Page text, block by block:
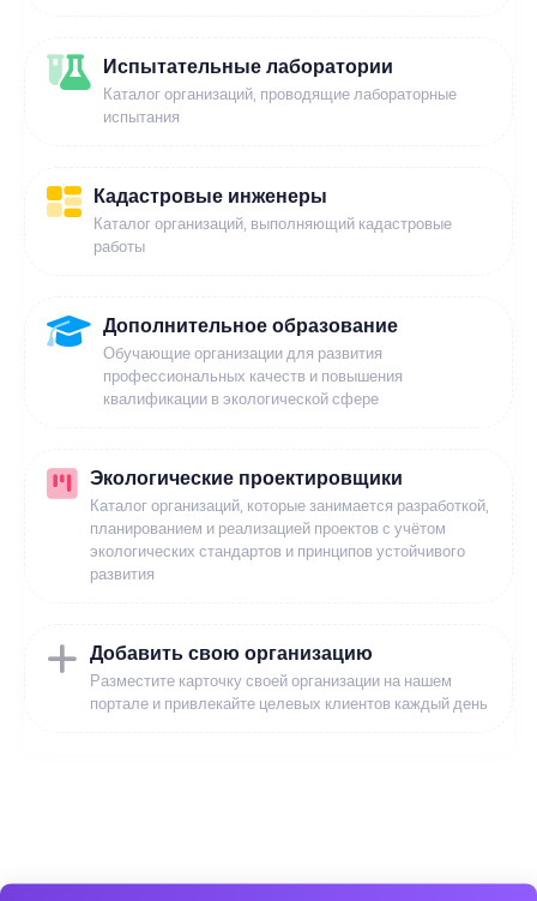
Испытательные лаборатории
Каталог организаций, проводящие лабораторные
испытания
Кадастровые инженеры
Каталог организаций, выполняющий кадастровые
работы
Дополнительное образование
Обучающие организации для развития
профессиональных качеств и повышения
квалификации в экологической сфере
Экологические проектировщики
Каталог организаций, которые занимается разработкой,
планированием и реализацией проектов с учётом
экологических стандартов и принципов устойчивого
развития
Добавить свою организацию
Разместите карточку своей организации на нашем
портале и привлекайте целевых клиентов каждый день